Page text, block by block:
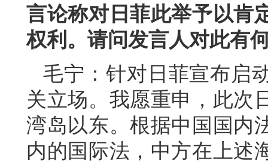
言论称对日菲此举予以肯
权利。请问发言人对此有
毛宁：针对日菲宣布启
关立场。我愿重申，此次
湾岛以东。根据中国国内
内的国际法，中方在上述